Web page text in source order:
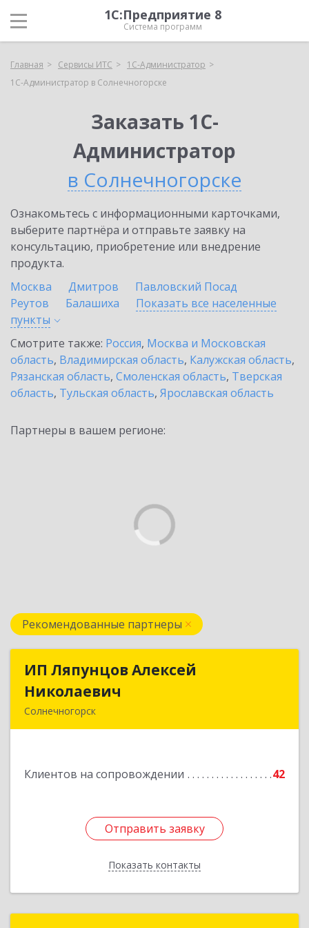
1С:Предприятие 8
Система программ
Главная Сервисы ИТС
1С-Администратор
1С-Администратор в Солнечногорске
Заказать 1С-
Администратор
в Солнечногорске
Ознакомьтесь с информационными карточками,
выберите партнёра и отправьте заявку на
консультацию, приобретение или внедрение
продукта.
Москва
Дмитров
Павловский Посад
Реутов
Балашиха
Показать все населенные
пункты
Смотрите также: Россия, Москва и Московская
область, Владимирская область, Калужская область,
Рязанская область, Смоленская область, Тверская
область, Тульская область, Ярославская область
Партнеры в вашем регионе:
Рекомендованные партнеры
ИП Ляпунцов Алексей
Николаевич
Солнечногорск
Клиентов на сопровождении 42
Отправить заявку
Показать контакты
ИП Ляпунцов Алексей
Отправить заявку
Назад